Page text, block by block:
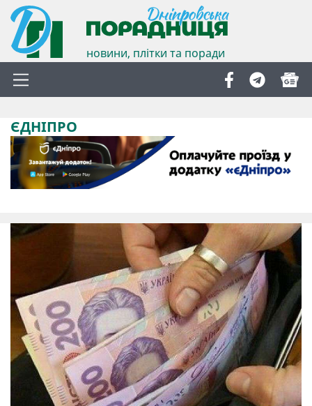
новини, плітки та поради
ЄДНІПРО